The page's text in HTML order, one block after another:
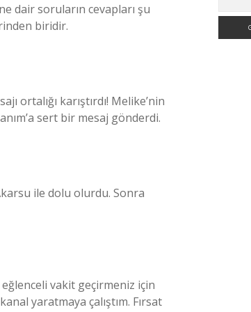
dair soruların cevapları şu
biridir.
ortalığı karıştırdı! Melike’nin
sert bir mesaj gönderdi.
ile dolu olurdu. Sonra
vakit geçirmeniz için
yaratmaya çalıştım. Fırsat